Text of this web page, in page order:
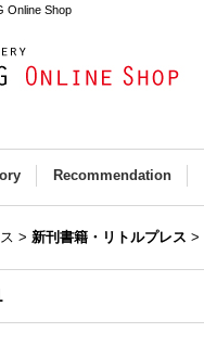
Online Shop
Recommendation
> 新刊書籍・リトルプレス >